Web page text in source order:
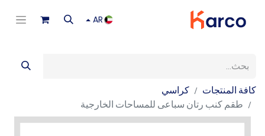
AR
كافة المنتجات
كراسي
طقم كنب رتان سباعى للمساحات الخارجية